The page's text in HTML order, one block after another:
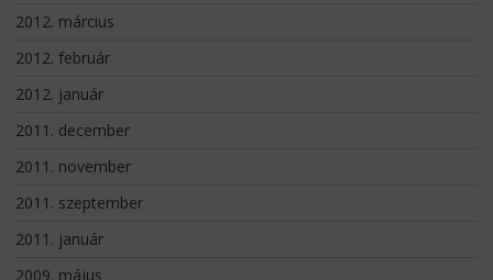
2012. március
2012. február
2012. január
2011. december
2011. november
2011. szeptember
2011. január
2009. május